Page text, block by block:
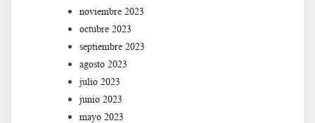
noviembre 2023
octubre 2023
septiembre 2023
agosto 2023
julio 2023
junio 2023
mayo 2023